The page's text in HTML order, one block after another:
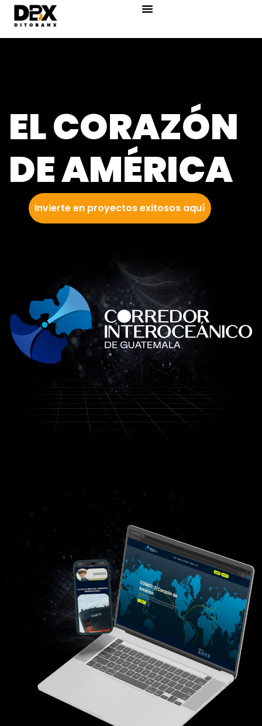
content
EL CORAZÓN
DE AMÉRICA
Invierte en proyectos exitosos aquí